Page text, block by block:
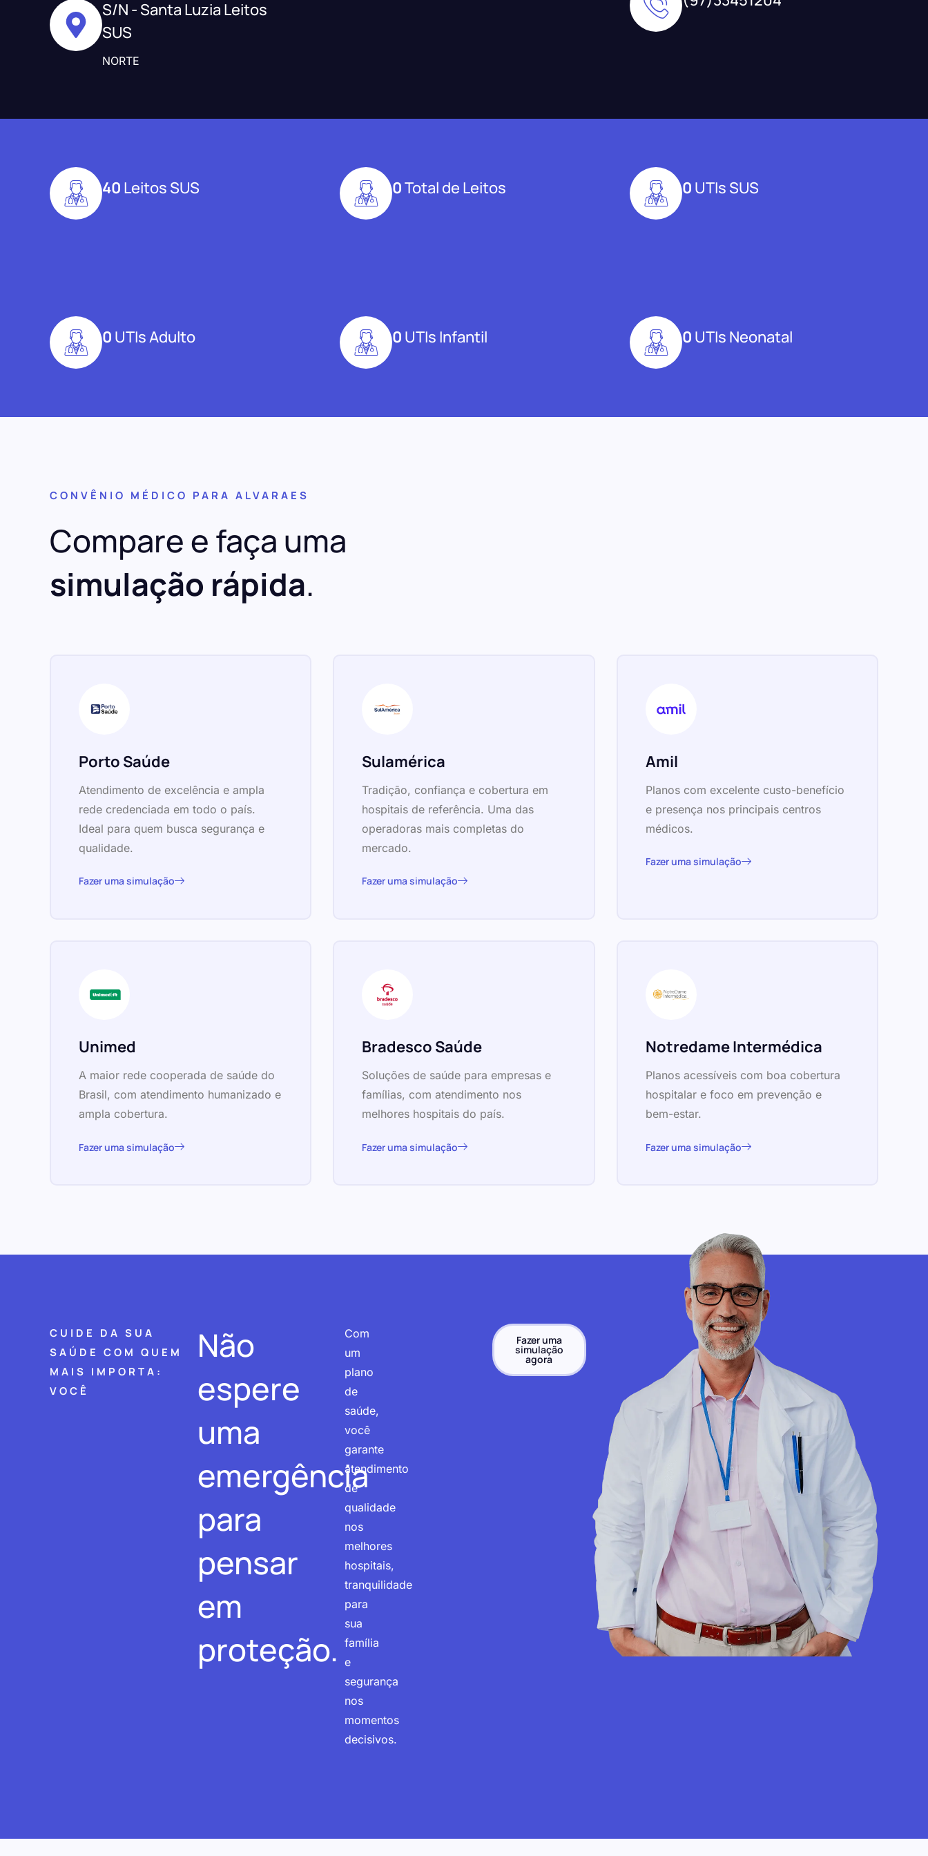
S/N - Santa Luzia Leitos
SUS
NORTE
40 Leitos SUS 0Total de Leitos 0 UTIs SUS
0 UTIs Adulto 0 UTIs Infantil 0 UTIs Neonatal
CONVÊNIO MÉDICO PARA ALVARAES
Compare e faça uma
simulação rápida.
Porto Saúde
Atendimento de excelência e ampla
rede credenciada em todo o país.
Ideal para quem busca segurança e
qualidade.
Fazer uma simulação
Sulamérica
Tradição, confiança e cobertura em
hospitais de referência. Uma das
operadoras mais completas do
mercado.
Fazer uma simulação
Amil
Planos com excelente custo-benefício
e presença nos principais centros
médicos.
Fazer uma simulação
Unimed
A maior rede cooperada de saúde do
Brasil, com atendimento humanizado e
ampla cobertura.
Fazer uma simulação
Bradesco Saúde
Soluções de saúde para empresas e
famílias, com atendimento nos
melhores hospitais do país.
Fazer uma simulação
Notredame Intermédica
Planos acessíveis com boa cobertura
hospitalar e foco em prevenção e
bem-estar.
Fazer uma simulação
CUIDE DA SUA
SAÚDE COM QUEM
MAIS IMPORTA:
VOCÊ
Não
espere
uma
emergência
para
pensar
em
proteção.
Com
um
plano
de
saúde,
você
garante
atendimento
de
qualidade
nos
melhores
hospitais,
tranquilidade
para
sua
família
e
segurança
nos
momentos
decisivos.
Fazer uma
simulação
agora